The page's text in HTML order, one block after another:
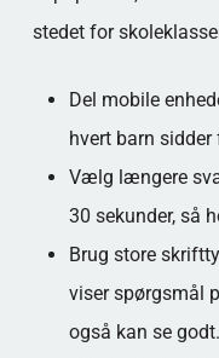
stedet for
Del mobile
hvert barn sidder
Vælg længere
30 sekunder, så
Brug store
viser spørgsmål
også kan se godt.